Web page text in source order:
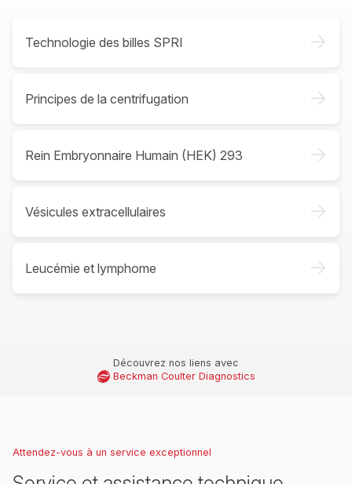
Technologie des billes SPRI ->
Principes de la centrifugation ->
Rein Embryonnaire Humain (HEK) 293 ->
Vésicules extracellulaires ->
Leucémie et lymphome ->
Découvrez nos liens avec
Beckman Coulter Diagnostics
Attendez-vous à un service exceptionnel